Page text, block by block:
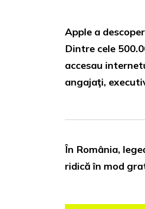
Apple a
Dintre cele
accesau
angajaţi,
În România,
ridică în mod